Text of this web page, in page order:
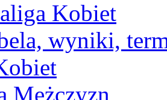
Kobiet
wyniki,
Mężczyzn